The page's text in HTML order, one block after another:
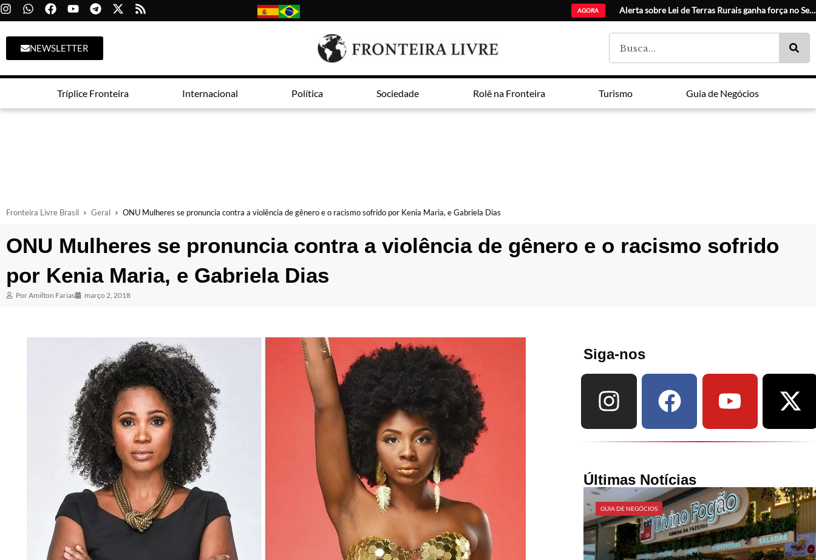
AGORA Alerta sobre Lei de Terras Rurais ganha força no Senado
NEWSLETTER
Tríplice Fronteira Internacional Política Sociedade Rolê na Fronteira Turismo Guia de Negócios
Fronteira Livre Brasil Geral ONU Mulheres se pronuncia contra a violência de gênero e o racismo sofrido por Kenia Maria, e Gabriela Dias
ONU Mulheres se pronuncia contra a violência de gênero e o racismo sofrido
por Kenia Maria, e Gabriela Dias
PorAmilton Farias março 2, 2018
Siga-nos
Últimas Notícias
GUIA DE NEGÓCIOS